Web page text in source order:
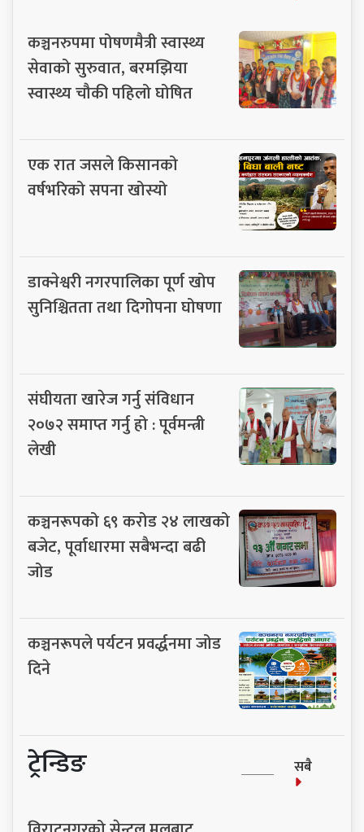
कञ्चनरुपमा पोषणमैत्री स्वास्थ्य
सेवाको सुरुवात, बरमझिया
स्वास्थ्य चौकी पहिलो घोषित
एक रात जसले किसानको
वर्षभरिको सपना खोस्यो
डाक्नेश्वरी नगरपालिका पूर्ण खोप
सुनिश्चितता तथा दिगोपना घोषणा
संघीयता खारेज गर्नु संविधान
२०७२ समाप्त गर्नु हो : पूर्वमन्त्री
लेखी
कञ्चनरूपको ६९ करोड २४ लाखको
बजेट, पूर्वाधारमा सबैभन्दा बढी
जोड
कञ्चनरूपले पर्यटन प्रवर्द्धनमा जोड
दिने
ट्रेन्डिङ सबै